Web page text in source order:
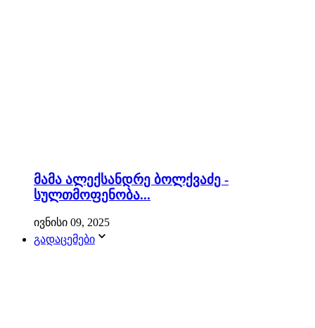
მამა ალექსანდრე ბოლქვაძე -
სულთმოფენობა...
ივნისი 09, 2025
გადაცემები